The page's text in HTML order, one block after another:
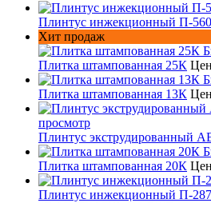
Плинтус инжекционный П-560
Хит продаж
Плитка штампованная 25К
Плитка штампованная 13К
просмотр
Плинтус экструдированный
Плитка штампованная 20К
Плинтус инжекционный П-287